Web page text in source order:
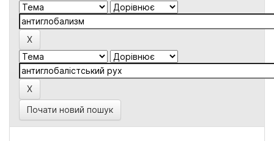
Почати новий пошук